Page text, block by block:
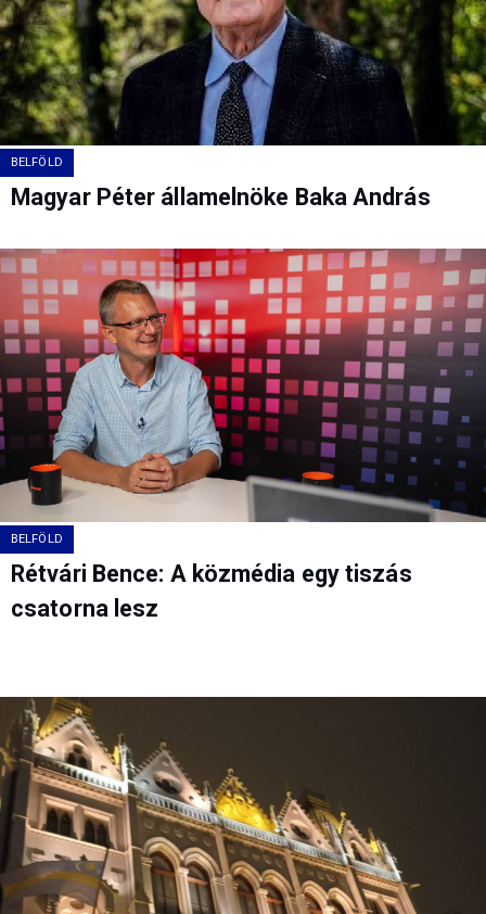
BELFÖLD
Magyar Péter államelnöke Baka András
BELFÖLD
Rétvári Bence: A közmédia egy tiszás
csatorna lesz